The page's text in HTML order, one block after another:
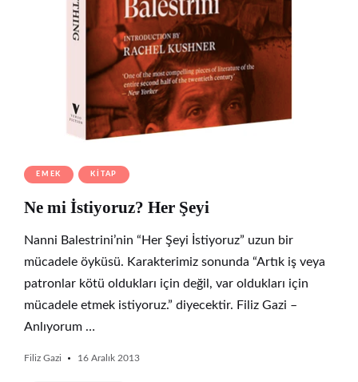
EMEK KITAP
Ne mi İstiyoruz? Her Şeyi
Nanni Balestrini’nin “Her Şeyi İstiyoruz” uzun bir
mücadele öyküsü. Karakterimiz sonunda “Artık iş veya
patronlar kötü oldukları için değil, var oldukları için
mücadele etmek istiyoruz.” diyecektir. Filiz Gazi –
Anlıyorum …
Filiz Gazi 16 Aralık 2013